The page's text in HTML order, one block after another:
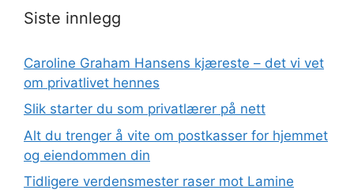
Siste innlegg
Caroline Graham Hansens kjæreste – det vi vet
om privatlivet hennes
Slik starter du som privatlærer på nett
Alt du trenger å vite om postkasser for hjemmet
og eiendommen din
Tidligere verdensmester raser mot Lamine